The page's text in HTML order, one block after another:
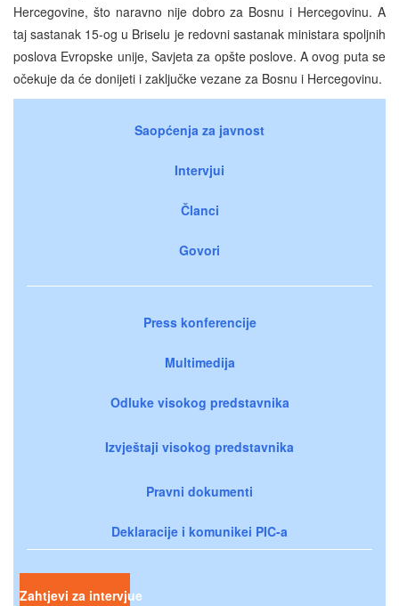
Hercegovine, što naravno nije dobro za Bosnu i Hercegovinu. A
taj sastanak 15-og u Briselu je redovni sastanak ministara spoljnih
poslova Evropske unije, Savjeta za opšte poslove. A ovog puta se
očekuje da će donijeti i zaključke vezane za Bosnu i Hercegovinu.
Saopćenja za javnost
Intervjui
Članci
Govori
Press konferencije
Multimedija
Odluke visokog predstavnika
Izvještaji visokog predstavnika
Pravni dokumenti
Deklaracije i komunikei PIC-a
Zahtjevi za intervjue